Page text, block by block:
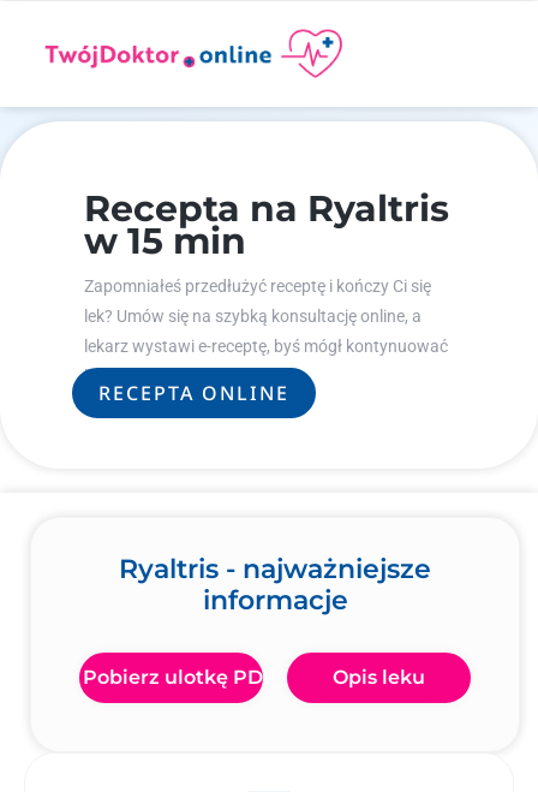
Recepta na Ryaltris
w 15 min
Zapomniałeś przedłużyć receptę i kończy Ci się
lek? Umów się na szybką konsultację online, a
lekarz wystawi e-receptę, byś mógł kontynuować
leczenie.
RECEPTA ONLINE
Ryaltris - najważniejsze
informacje
Pobierz ulotkę PDF Opis leku